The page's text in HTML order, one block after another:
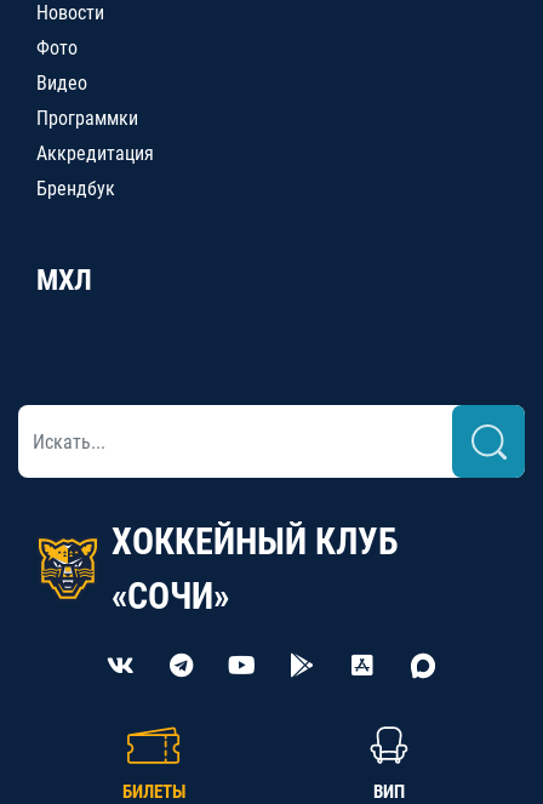
Новости
Фото
Видео
Программки
Аккредитация
Брендбук
МХЛ
ХОККЕЙНЫЙ КЛУБ
«СОЧИ»
БИЛЕТЫ ВИП